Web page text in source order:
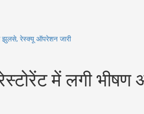
झुलसे, रेस्क्यू ऑपरेशन जारी
में लगी